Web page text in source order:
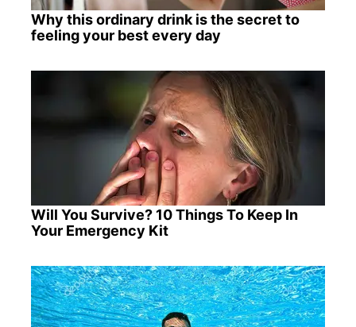
Why this ordinary drink is the secret to
feeling your best every day
Will You Survive? 10 Things To Keep In
Your Emergency Kit